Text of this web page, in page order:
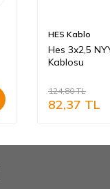
HES Kablo
Hes 3x2,5
Kablosu
124,80TL
82,37 TL